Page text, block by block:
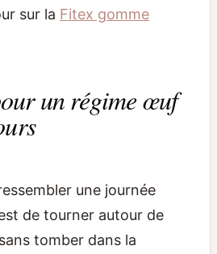
sur la Fitex gomme
un régime œuf
une journée
de tourner autour de
tomber dans la